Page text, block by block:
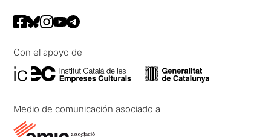
Con el apoyo de
Medio de comunicación asociado a